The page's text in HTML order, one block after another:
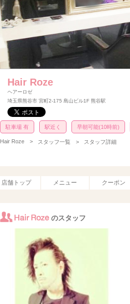
Hair Roze
ヘアーロゼ
埼玉県熊谷市 宮町2-175 島山ビル1F 熊谷駅
駐車場 有 駅近く 早朝可能(10時前)
Hair Roze > スタッフ一覧 > スタッフ詳細
店舗トップ メニュー クーポン
Hair Roze のスタッフ